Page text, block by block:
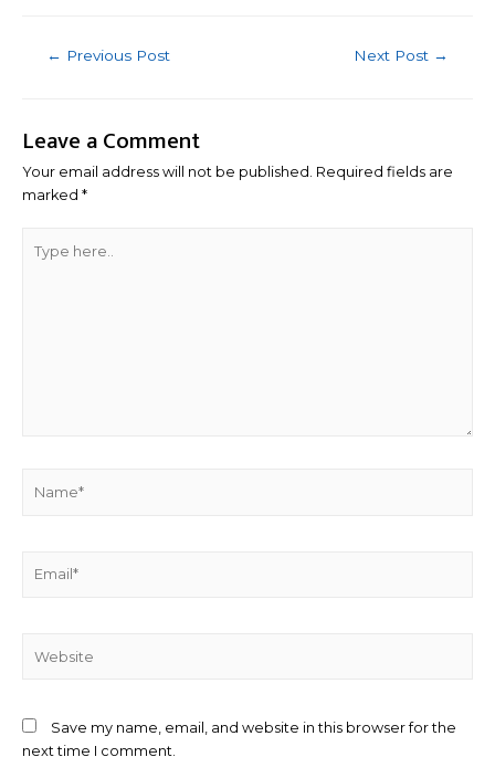
Post
← Previous Post Next Post →
Leave a Comment
Your email address will not be published. Required fields are
marked *
here..
Save my name, email, and website in this browser for the
next time I comment.